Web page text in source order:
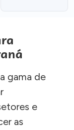
gama de
e
as